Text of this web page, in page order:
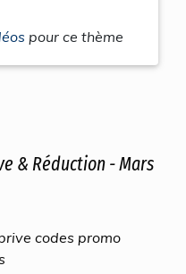
pour ce thème
& Réduction - Mars
codes promo